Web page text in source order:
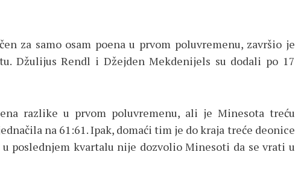
za samo osam poena u prvom poluvremenu, završio je
Džulijus Rendl i Džejden Mekdenijels su dodali po 17
razlike u prvom poluvremenu, ali je Minesota treću
na 61:61. Ipak, domaći tim je do kraja treće deonice
poslednjem kvartalu nije dozvolio Minesoti da se vrati u